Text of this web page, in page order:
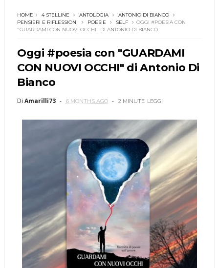
HOME 4 STELLINE ANTOLOGIA
ANTONIO DI BIANCO
PENSIERI E RIFLESSIONI
POESIE SELF
OGGI #POESIA CON
"GUARDAMI CON NUOVI OCCHI" DI ANTONIO DI BIANCO
Oggi #poesia con "GUARDAMI
CON NUOVI OCCHI" di Antonio Di
Bianco
Di Amarilli73 6 MONTHS AGO 2 MINUTE LEGGI